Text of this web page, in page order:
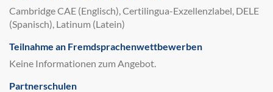
Cambridge CAE (Englisch), Certilingua-Exzellenzlabel, DELE
(Spanisch), Latinum (Latein)
Teilnahme an Fremdsprachenwettbewerben
Keine Informationen zum Angebot.
Partnerschulen